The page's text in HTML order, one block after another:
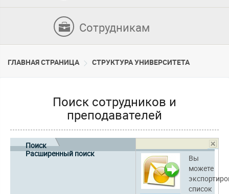
Сотрудникам
ГЛАВНАЯ СТРАНИЦА CТРУКТУРА УНИВЕРСИТЕТА
Поиск сотрудников и
преподавателей
Вы
можете
список
Поиск
Расширенный поиск